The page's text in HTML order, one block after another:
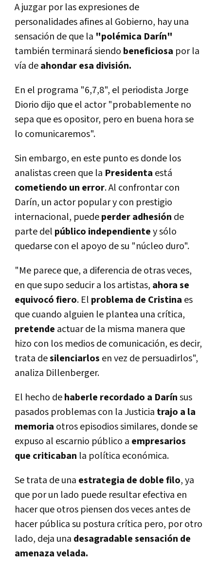
A juzgar por las expresiones de
personalidades afines al Gobierno, hay una
sensación de que la "polémica Darín"
también terminará siendo beneficiosa por la
vía deahondar esa división.
En el programa "6,7,8", el periodista Jorge
Diorio dijo que el actor "probablemente no
sepa que es opositor, pero en buena hora se
lo comunicaremos".
Sin embargo, en este punto es donde los
analistas creen que la Presidenta está
cometiendo un error. Al confrontar con
Darín, un actor popular y con prestigio
internacional, puedeperder adhesión de
parte del público independientey sólo
quedarse con el apoyo de su "núcleo duro".
"Me parece que, a diferencia de otras veces,
en que supo seducir a los artistas, ahora se
equivocó fiero. El problema de Cristina es
que cuando alguien le plantea una crítica,
pretende actuar de la misma manera que
hizo con los medios de comunicación, es decir,
trata desilenciarlos en vez de persuadirlos",
analiza Dillenberger.
El hecho dehaberle recordado a Darínsus
pasados problemas con la Justicia trajo a la
memoria otros episodios similares, donde se
expuso al escarnio público a empresarios
que criticaban la política económica.
Se trata de una estrategia de doble filo, ya
que por un lado puede resultar efectiva en
hacer que otros piensen dos veces antes de
hacer pública su postura crítica pero, por otro
lado, deja una desagradable sensación de
amenaza velada.